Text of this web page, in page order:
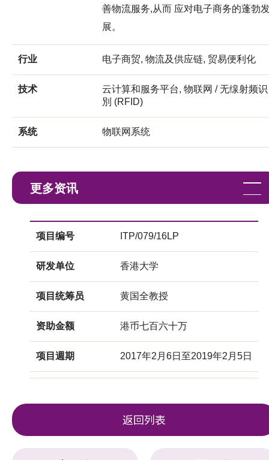
善物流服务,从而 应对电子商务的蓬勃
展。
行业 电子商贸, 物流及供应链, 贸易便利化
技术
云计算和服务平台, 物联网 / 无缐射频识
別 (RFID)
系统 物联网系统
更多资讯
项目编号 ITP/079/16LP
研发单位 香港大学
项目统筹员 黄国全教授
资助金额 港币七百六十万
项目週期 2017年2月6日至2019年2月5日
返回列表